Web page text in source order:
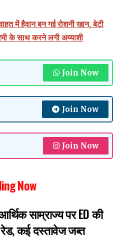
में हैवान बन गई रोशनी खान, बेटी
के साथ करने लगी अय्याशी
Join Now
Join Now
Join Now
Now
साम्राज्य पर ED की
रेड, कई दस्तावेज जब्त